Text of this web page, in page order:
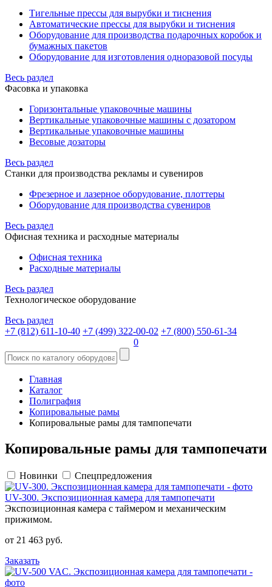
Тигельные прессы для вырубки и тиснения
Автоматические прессы для вырубки и тиснения
Оборудование для производства подарочных коробок и
бумажных пакетов
Оборудование для изготовления одноразовой посуды
Весь раздел
Фасовка и упаковка
Горизонтальные упаковочные машины
Вертикальные упаковочные машины с дозатором
Вертикальные упаковочные машины
Весовые дозаторы
Весь раздел
Станки для производства рекламы и сувениров
Фрезерное и лазерное оборудование, плоттеры
Оборудование для производства сувениров
Весь раздел
Офисная техника и расходные материалы
Офисная техника
Расходные материалы
Весь раздел
Технологическое оборудование
Весь раздел
+7 (812) 611-10-40 +7 (499) 322-00-02 +7 (800) 550-61-34
0
Главная
Каталог
Полиграфия
Копировальные рамы
Копировальные рамы для тампопечати
Копировальные рамы для тампопечати
Новинки Спецпредложения
UV-300. Экспозиционная камера для тампопечати
Экспозиционная камера с таймером и механическим
прижимом.
от 21 463 руб.
Заказать